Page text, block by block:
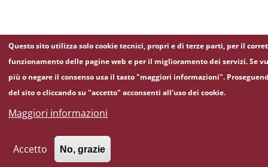
Questo sito utilizza solo cookie tecnici, propri e di terze parti, per il
funzionamento delle pagine web e per il miglioramento dei servizi. Se
più o negare il consenso usa il tasto "maggiori informazioni".
del sito o cliccando su "accetto" acconsenti all'uso dei cookie.
Maggiori informazioni
Accetto No, grazie